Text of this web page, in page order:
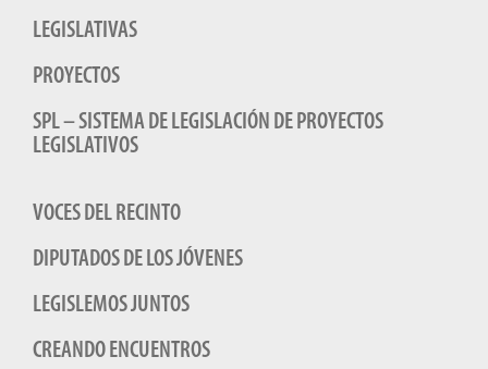
LEGISLATIVAS
PROYECTOS
SPL – SISTEMA DE LEGISLACIÓN DE PROYECTOS
LEGISLATIVOS
VOCES DEL RECINTO
DIPUTADOS DE LOS JÓVENES
LEGISLEMOS JUNTOS
CREANDO ENCUENTROS